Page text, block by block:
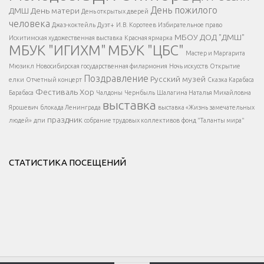
</span >
Написать
</button >
</div >
</div > </div >
ДМШ День матери День открытых дверей День пожилого
человека Джаз-коктейль Дуэт+ И.В. Коротеев Избирательное право
Искитимская художественная выставка Красная ярмарка МБОУ ДОД "ДМШ"
МБУК "ИГИХМ" МБУК "ЦБС" Мастер и Маргарита
Мюзикл Новосибирская государственная филармония Ночь искусств Открытие
елки Отчетный концерт Поздравление Русский музей Сказка Карабаса
Барабаса Фестиваль Хор Чалдоны Чернбыль Шалагина Наталья Михайловна
Ярошевич блокада Ленинграда выставка выставка «Жизнь замечательных
людей» дпи праздник собрание трудовых коллективов фонд "Таланты мира"
СТАТИСТИКА ПОСЕЩЕНИЙ